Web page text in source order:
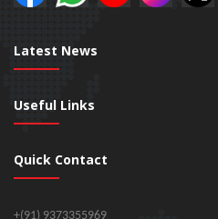
Latest News
Useful Links
Quick Contact
+(91) 9373355969